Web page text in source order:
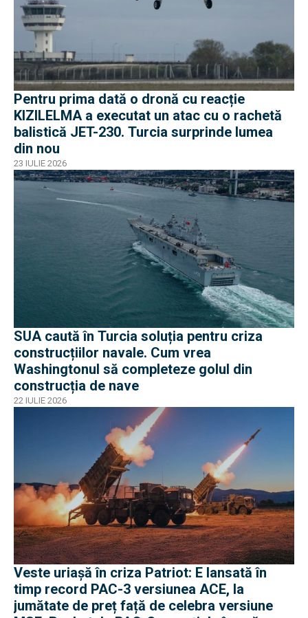
Pentru prima dată o dronă cu reacție
KIZILELMA a executat un atac cu o rachetă
balistică JET-230. Turcia surprinde lumea
din nou
23 IULIE 2026
SUA caută în Turcia soluția pentru criza
construcțiilor navale. Cum vrea
Washingtonul să completeze golul din
construcția de nave
22 IULIE 2026
Veste uriașă în criza Patriot: E lansată în
timp record PAC-3 versiunea ACE, la
jumătate de preț față de celebra versiune